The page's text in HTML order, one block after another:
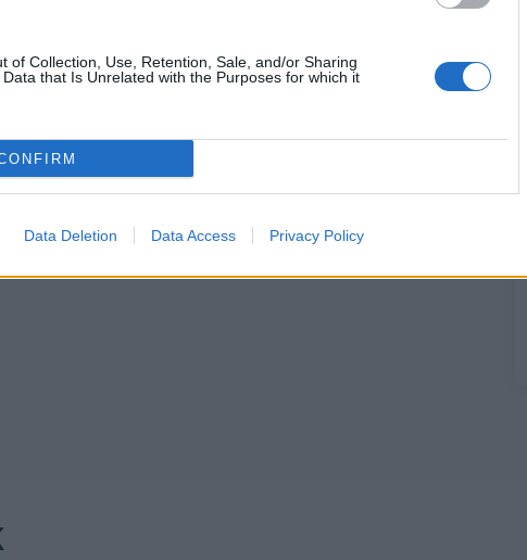
of Collection, Use, Retention, Sale, and/or Sharing
that Is Unrelated with the Purposes for which it
Data Deletion Data Access Privacy Policy